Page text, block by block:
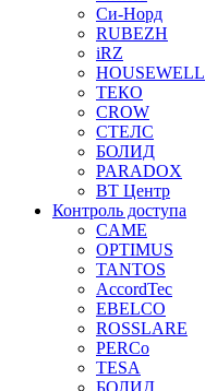
Си-Норд
RUBEZH
iRZ
HOUSEWELL
ТЕКО
CROW
СТЕЛС
БОЛИД
PARADOX
ВТ Центр
Контроль доступа
CAME
OPTIMUS
TANTOS
AccordTec
EBELCO
ROSSLARE
PERCo
TESA
БОЛИД